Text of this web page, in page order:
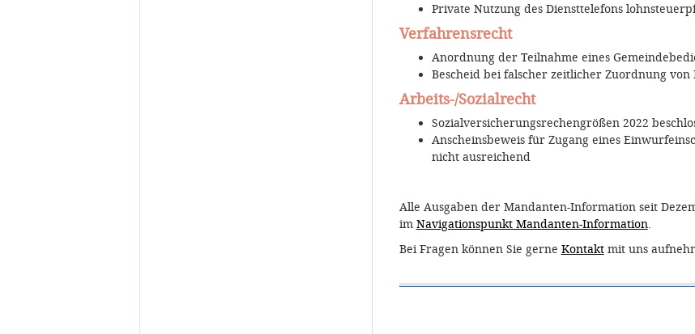
Private Nutzung des Diensttelefons
Verfahrensrecht
Anordnung der Teilnahme eines
Bescheid bei falscher zeitlicher Zuordnung
Arbeits-/Sozialrecht
Sozialversicherungsrechengrößen 2022
Anscheinsbeweis für Zugang eines
nicht ausreichend
Alle Ausgaben der Mandanten-Information seit
im Navigationspunkt Mandanten-Information.
Bei Fragen können Sie gerne Kontaktmit uns